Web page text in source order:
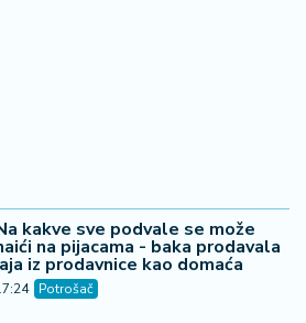
kakve sve podvale se može
na pijacama - baka prodavala
iz prodavnice kao domaća
Potrošač